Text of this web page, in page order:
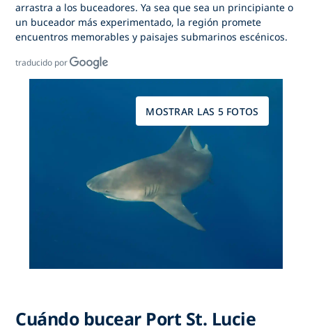
arrastra a los buceadores. Ya sea que sea un principiante o
un buceador más experimentado, la región promete
encuentros memorables y paisajes submarinos escénicos.
traducido por
MOSTRAR LAS 5 FOTOS
Cuándo bucear Port St. Lucie